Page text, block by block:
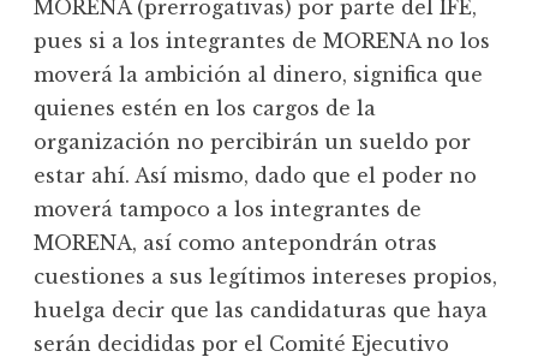
MORENA (prerrogativas) por parte del IFE,
pues si a los integrantes de MORENA no los
moverá la ambición al dinero, significa que
quienes estén en los cargos de la
organización no percibirán un sueldo por
estar ahí. Así mismo, dado que el poder no
moverá tampoco a los integrantes de
MORENA, así como antepondrán otras
cuestiones a sus legítimos intereses propios,
huelga decir que las candidaturas que haya
serán decididas por el Comité Ejecutivo